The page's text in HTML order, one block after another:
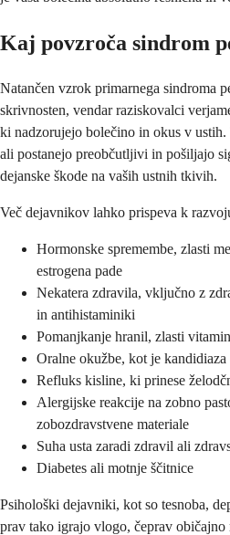
Kaj povzroča sindrom
Natančen vzrok primarnega sindroma
skrivnosten, vendar raziskovalci
ki nadzorujejo bolečino in okus v
ali postanejo preobčutljivi in pošiljajo
dejanske škode na vaših ustnih tkivih.
Več dejavnikov lahko prispeva k
Hormonske spremembe, zlasti
estrogena pade
Nekatera zdravila, vključno z
in antihistaminiki
Pomanjkanje hranil, zlasti
Oralne okužbe, kot je
Refluks kisline, ki prinese
Alergijske reakcije na zobno
zobozdravstvene materiale
Suha usta zaradi zdravil ali
Diabetes ali motnje ščitnice
Psihološki dejavniki, kot so tesnoba,
prav tako igrajo vlogo, čeprav